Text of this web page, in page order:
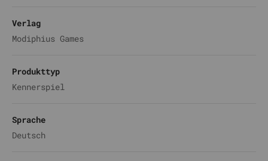
Verlag
Modiphius Games
Produkttyp
Kennerspiel
Sprache
Deutsch